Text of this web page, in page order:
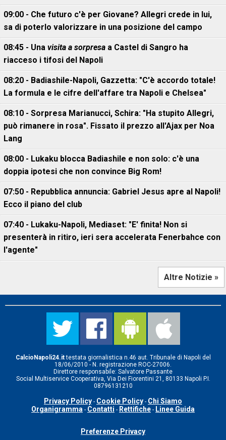
09:00 - Che futuro c'è per Giovane? Allegri crede in lui,
sa di poterlo valorizzare in una posizione del campo
08:45 - Una visita a sorpresa a Castel di Sangro ha
riacceso i tifosi del Napoli
08:20 - Badiashile-Napoli, Gazzetta: "C'è accordo totale!
La formula e le cifre dell'affare tra Napoli e Chelsea"
08:10 - Sorpresa Marianucci, Schira: "Ha stupito Allegri,
può rimanere in rosa". Fissato il prezzo all'Ajax per Noa
Lang
08:00 - Lukaku blocca Badiashile e non solo: c'è una
doppia ipotesi che non convince Big Rom!
07:50 - Repubblica annuncia: Gabriel Jesus apre al Napoli!
Ecco il piano del club
07:40 - Lukaku-Napoli, Mediaset: "E' finita! Non si
presenterà in ritiro, ieri sera accelerata Fenerbahce con
l'agente"
Altre Notizie »
CalcioNapoli24.ittestata giornalistica n.46 aut. Tribunale di Napoli del
18/06/2010 - N. registrazione ROC-27006.
Direttore responsabile: Salvatore Passante
Social Multiservice Cooperativa, Via Dei Fiorentini 21, 80133 Napoli P.I.
08796131210
Privacy Policy - Cookie Policy - Chi Siamo
Organigramma - Contatti - Rettifiche - Linee Guida
Preferenze Privacy